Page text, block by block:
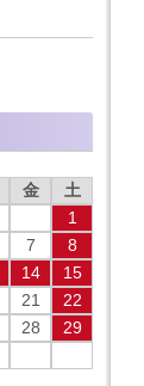
金
土
1
7
8
14
15
21
22
28
29